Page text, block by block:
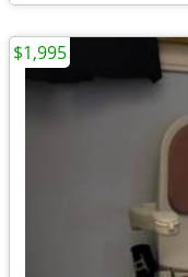
$1,995